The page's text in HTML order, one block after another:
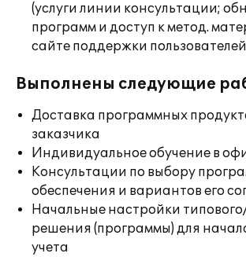
(услуги линии консультации;
программ и доступ к метод.
сайте поддержки
Выполнены следующие
Доставка программных
заказчика
Индивидуальное обучение в
Консультации по выбору
обеспечения и вариантов его
Начальные настройки
решения (программы) для
учета